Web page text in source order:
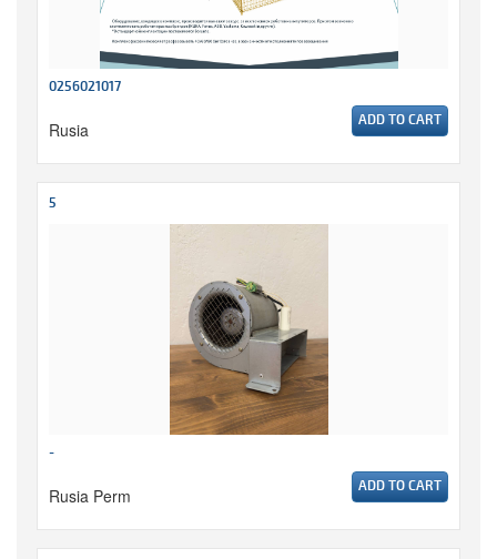
0256021017
Rusia ADD TO CART
5
-
Rusia Perm ADD TO CART